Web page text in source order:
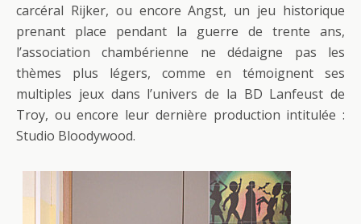
carcéral Rijker, ou encore Angst, un jeu historique
prenant place pendant la guerre de trente ans,
l’association chambérienne ne dédaigne pas les
thèmes plus légers, comme en témoignent ses
multiples jeux dans l’univers de la BD Lanfeust de
Troy, ou encore leur dernière production intitulée :
Studio Bloodywood.